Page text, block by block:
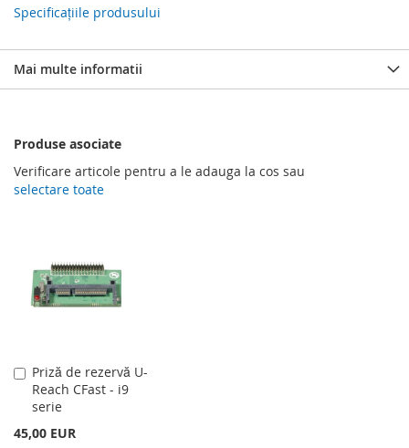
Specificațiile produsului
Mai multe informatii
Produse asociate
Verificare articole pentru a le adauga la cos sau
selectare toate
Priză de rezervă U-
Reach CFast - i9
serie
45,00 EUR
Adauga
în
cos